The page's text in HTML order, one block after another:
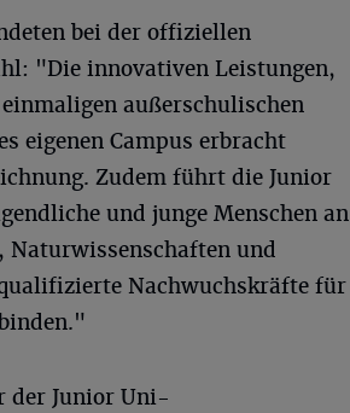
bei der offiziellen
"Die innovativen Leistungen,
außerschulischen
eigenen Campus erbracht
Zudem führt die Junior
und junge Menschen an
und
Nachwuchskräfte für
der Junior Uni-